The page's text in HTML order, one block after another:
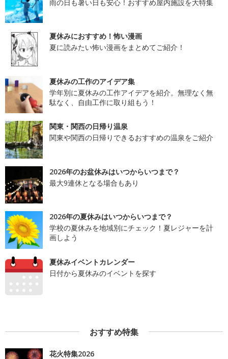
雨の日も暑い日も安心！おすすめ屋内施設を大特集
夏休みにおすすめ！怖い漫画
夏に読みたい怖い漫画をまとめてご紹介！
夏休みの工作のアイデア集
学年別に夏休みの工作アイデアを紹介。無理なく無
駄なく、自由工作に取り組もう！
関東・関西の日帰り温泉
関東や関西の日帰りできるおすすめの温泉をご紹介
2026年のお盆休みはいつからいつまで？
最大9連休となる場合もあり
2026年の夏休みはいつからいつまで？
学校の夏休みを地域別にチェック！夏レジャーを計
画しよう
夏休みイベントカレンダー
日付から夏休みのイベントを探す
おすすめ特集
花火特集2026